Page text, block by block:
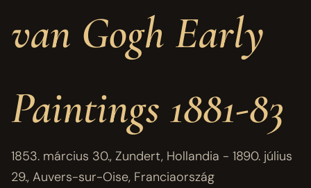
van Gogh Early
Paintings 1881-83
1853. március 30., Zundert, Hollandia - 1890. július
29., Auvers-sur-Oise, Franciaország